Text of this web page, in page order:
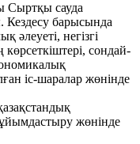
Сыртқы сауда
Кездесу барысында
әлеуеті, негізгі
сондай-
іс-шаралар жөнінде
жөнінде